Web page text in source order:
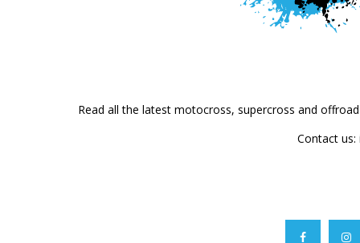
Read all the latest motocross, supercross and
Contact us: